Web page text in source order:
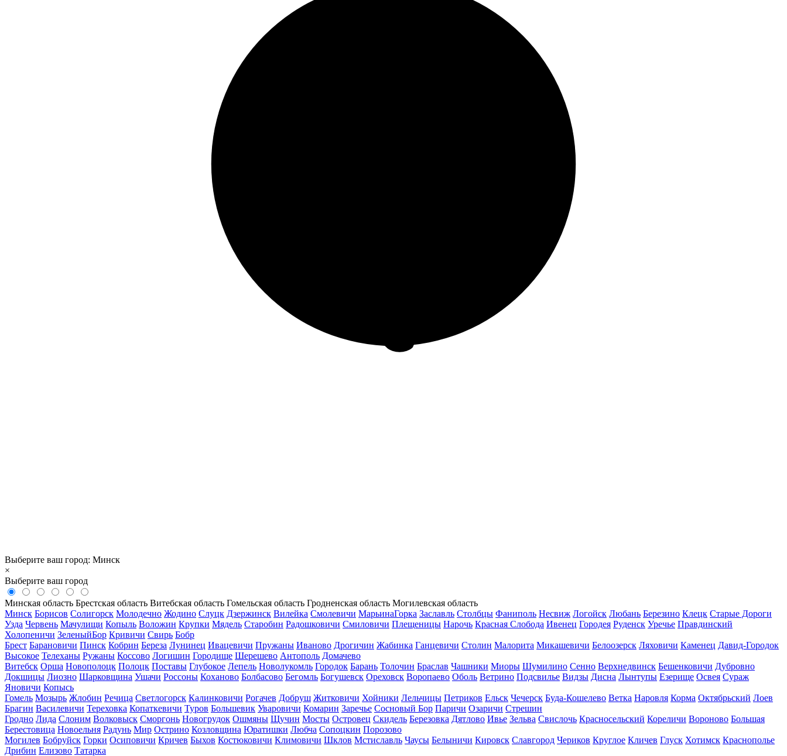
Выберите ваш город: Минск
×
Выберите ваш город
Минская область Брестская область Витебская область Гомельская область Гродненская область Могилевская область
Минск Борисов Солигорск Молодечно Жодино Слуцк Дзержинск Вилейка Смолевичи МарьинаГорка Заславль Столбцы Фаниполь Несвиж Логойск Любань Березино Клецк Старые Дороги
Узда Червень Мачулищи Копыль Воложин Крупки Мядель Старобин Радошковичи Смиловичи Плещеницы Нарочь Красная Слобода Ивенец Городея Руденск Уречье Правдинский
Холопеничи ЗеленыйБор Кривичи Свирь Бобр
Брест Барановичи Пинск Кобрин Береза Лунинец Ивацевичи Пружаны Иваново Дрогичин Жабинка Ганцевичи Столин Малорита Микашевичи Белоозерск Ляховичи Каменец Давид-Городок
Высокое Телеханы Ружаны Коссово Логишин Городище Шерешево Антополь Домачево
Витебск Орша Новополоцк Полоцк Поставы Глубокое Лепель Новолукомль Городок Барань Толочин Браслав Чашники Миоры Шумилино Сенно Верхнедвинск Бешенковичи Дубровно
Докшицы Лиозно Шарковщина Ушачи Россоны Коханово Болбасово Бегомль Богушевск Ореховск Воропаево Оболь Ветрино Подсвилье Видзы Дисна Лынтупы Езерище Освея Сураж
Яновичи Копысь
Гомель Мозырь Жлобин Речица Светлогорск Калинковичи Рогачев Добруш Житковичи Хойники Лельчицы Петриков Ельск Чечерск Буда-Кошелево Ветка Наровля Корма Октябрьский Лоев
Брагин Василевичи Тереховка Копаткевичи Туров Большевик Уваровичи Комарин Заречье Сосновый Бор Паричи Озаричи Стрешин
Гродно Лида Слоним Волковыск Сморгонь Новогрудок Ошмяны Щучин Мосты Островец Скидель Березовка Дятлово Ивье Зельва Свислочь Красносельский Кореличи Вороново Большая
Берестовица Новоельня Радунь Мир Острино Козловщина Юратишки Любча Сопоцкин Порозово
Могилев Бобруйск Горки Осиповичи Кричев Быхов Костюковичи Климовичи Шклов Мстиславль Чаусы Белыничи Кировск Славгород Чериков Круглое Кличев Глуск Хотимск Краснополье
Дрибин Елизово Татарка